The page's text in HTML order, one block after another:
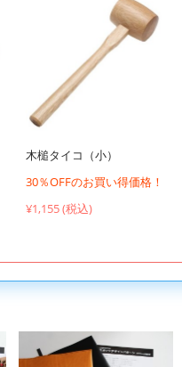
木槌タイコ（小）
30％OFFのお買い得価格！
¥1,155 (税込)